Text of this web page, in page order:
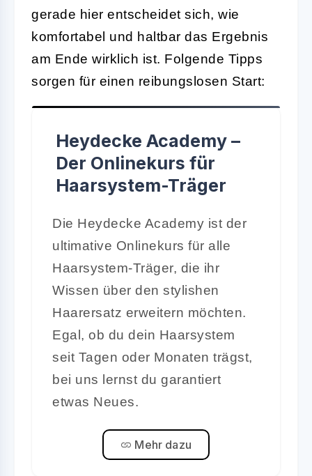
gerade hier entscheidet sich, wie
komfortabel und haltbar das Ergebnis
am Ende wirklich ist. Folgende Tipps
sorgen für einen reibungslosen Start:
Heydecke Academy –
Der Onlinekurs für
Haarsystem-Träger
Die Heydecke Academy ist der
ultimative Onlinekurs für alle
Haarsystem-Träger, die ihr
Wissen über den stylishen
Haarersatz erweitern möchten.
Egal, ob du dein Haarsystem
seit Tagen oder Monaten trägst,
bei uns lernst du garantiert
etwas Neues.
Mehr dazu